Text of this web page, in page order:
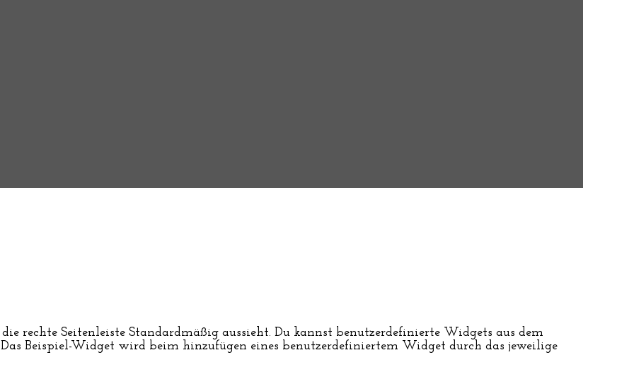
rechte Seitenleiste Standardmäßig aussieht. Du kannst benutzerdefinierte Widgets aus dem
Beispiel-Widget wird beim hinzufügen eines benutzerdefiniertem Widget durch das jeweilige